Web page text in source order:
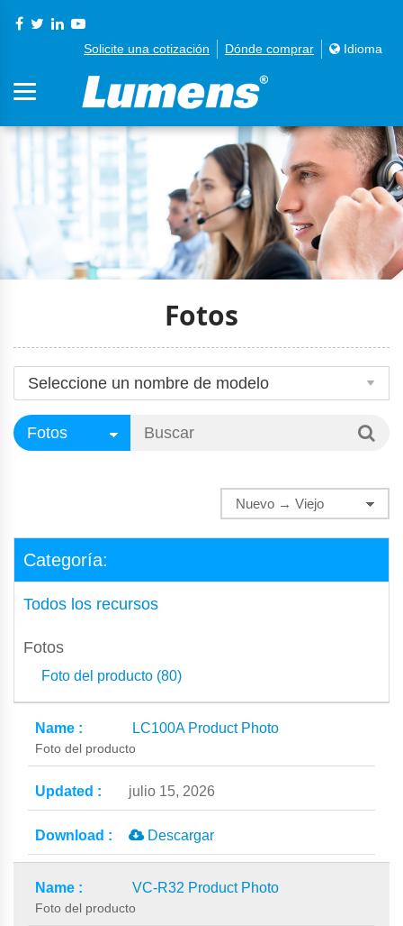
Solicite una cotización Dónde comprar Idioma
Fotos
Categoría:
Todos los recursos
Fotos
Foto del producto (80)
LC100A Product Photo
Foto del producto
julio 15, 2026
Descargar
VC-R32 Product Photo
Foto del producto